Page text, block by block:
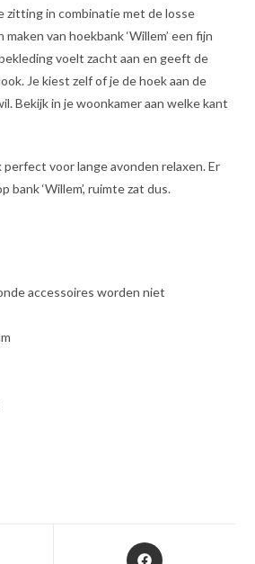
zitting in combinatie met de losse
van hoekbank ‘Willem’ een fijn
voelt zacht aan en geeft de
Je kiest zelf of je de hoek aan de
Bekijk in je woonkamer aan welke kant
perfect voor lange avonden relaxen. Er
bank ‘Willem’, ruimte zat dus.
accessoires worden niet
Opent